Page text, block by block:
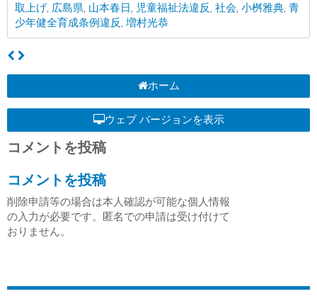
取上げ 広島県 山本春日 児童福祉法違反 社会 小桝雅典 青
少年健全育成条例違反 増村光恭
ホーム
ウェブ バージョンを表示
コメントを投稿
コメントを投稿
削除申請等の場合は本人確認が可能な個人情報
の入力が必要です。匿名での申請は受け付けて
おりません。